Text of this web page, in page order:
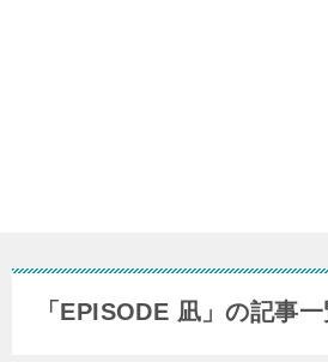
「EPISODE 凪」の記事